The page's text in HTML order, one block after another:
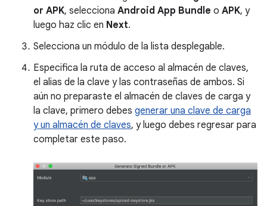
or APK, selecciona Android App Bundle o APK, y
luego haz clic en Next.
Selecciona un módulo de la lista desplegable.
Especifica la ruta de acceso al almacén de claves,
el alias de la clave y las contraseñas de ambos. Si
aún no preparaste el almacén de claves de carga y
la clave, primero debes generar una clave de carga
y un almacén de claves, y luego debes regresar para
completar este paso.